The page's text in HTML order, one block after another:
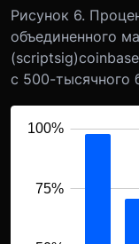
Рисунок 6.
объединенного
(scriptsig)coinbase
с 500-тысячного